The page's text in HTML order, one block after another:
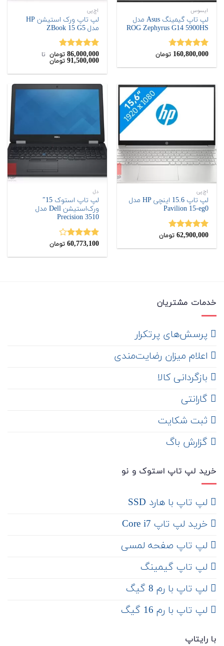
ایسوس
لپ تاپ گیمینگ Asus مدل
ROG Zephyrus G14 5900HS
نمره4.67
160,800,000 تومان
اچ‌پی
لپ تاپ ورک استیشن HP
مدل ZBook 15 G5
نمره5.00
از 5
86,000,000 تومان ‌ تا ‌
91,500,000 تومان
اچ‌پی
لپ تاپ 15.6 اینچی HP مدل
Pavilion 15-eg0
نمره5.00
62,900,000 تومان
دل
لپ تاپ استوک 15″
ورک‌استیشن Dell مدل
Precision 3510
نمره
60,773,100 تومان
خدمات مشتریان
‌ پرسش‌های پرتکرار
اعلام میزان رضایت‌مندی
‌ بازگردانی کالا
گارانتی
ثبت شکایت
‌ گزارش باگ
خرید لپ تاپ استوک و نو
لپ تاپ با هارد SSD
خرید لپ تاپ Core i7
لپ تاپ صفحه لمسی
لپ تاپ گیمینگ
لپ تاپ با رم 8 گیگ
لپ تاپ با رم 16 گیگ
با رایتاپ